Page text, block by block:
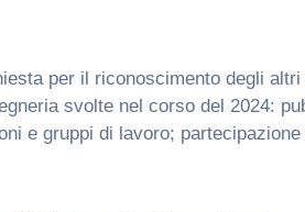
per il riconoscimento degli altri
svolte nel corso del 2024:
e gruppi di lavoro;